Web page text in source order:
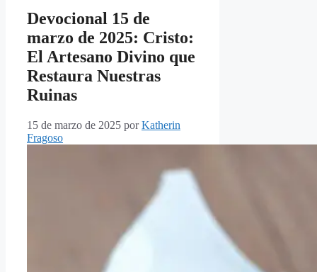
Devocional 15 de
marzo de 2025: Cristo:
El Artesano Divino que
Restaura Nuestras
Ruinas
15 de marzo de 2025 porKatherin
Fragoso